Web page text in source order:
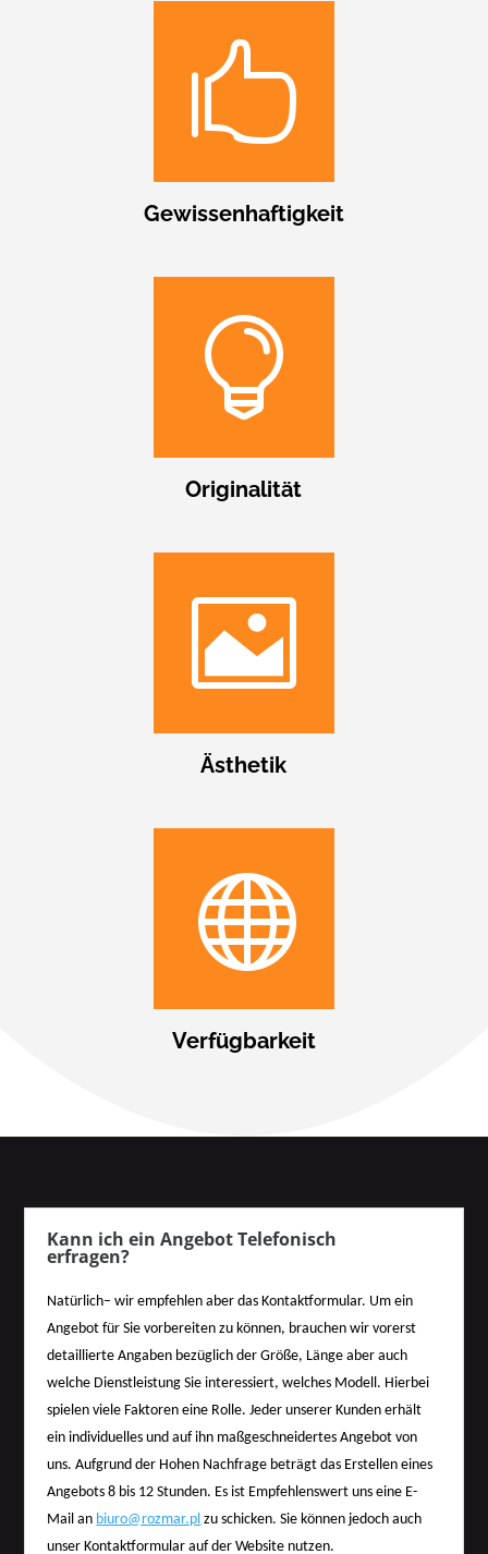

Gewissenhaftigkeit

Originalität

Ästhetik

Verfügbarkeit
Kann ich ein Angebot Telefonisch
erfragen?
Natürlich– wir empfehlen aber das Kontaktformular. Um ein
Angebot für Sie vorbereiten zu können, brauchen wir vorerst
detaillierte Angaben bezüglich der Größe, Länge aber auch
welche Dienstleistung Sie interessiert, welches Modell. Hierbei
spielen viele Faktoren eine Rolle. Jeder unserer Kunden erhält
ein individuelles und auf ihn maßgeschneidertes Angebot von
uns. Aufgrund der Hohen Nachfrage beträgt das Erstellen eines
Angebots 8 bis 12 Stunden. Es ist Empfehlenswert uns eine E-
Mail an biuro@rozmar.pl zu schicken. Sie können jedoch auch
unser Kontaktformular auf der Website nutzen.